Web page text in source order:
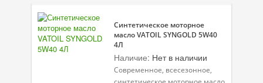
Синтетическое моторное
масло VATOIL SYNGOLD 5W40
4Л
Наличие: Нет в наличии
Современное, всесезонное,